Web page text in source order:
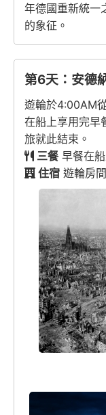
年德國重新統一
的象征。
第6天：安德
遊輪於4:00AM
在船上享用完早
旅就此結束。
三餐早餐在船
住宿 遊輪房間